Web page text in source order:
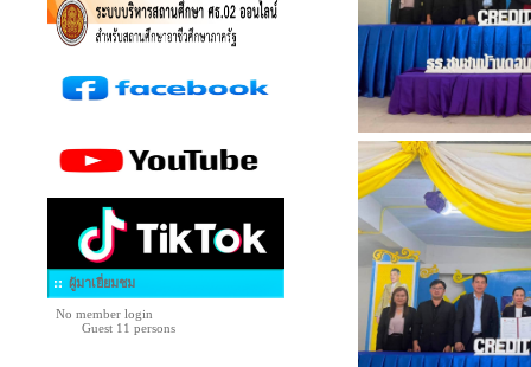
ผู้มาเยี่ยมชม
No member login
Guest 11 persons